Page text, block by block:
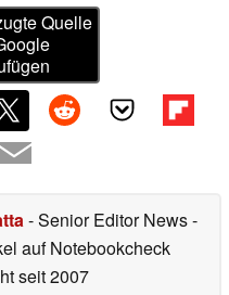
Quelle
- Senior Editor News-
auf Notebookcheck
seit 2007